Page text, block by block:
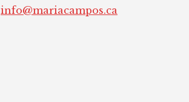
info@mariacampos.ca